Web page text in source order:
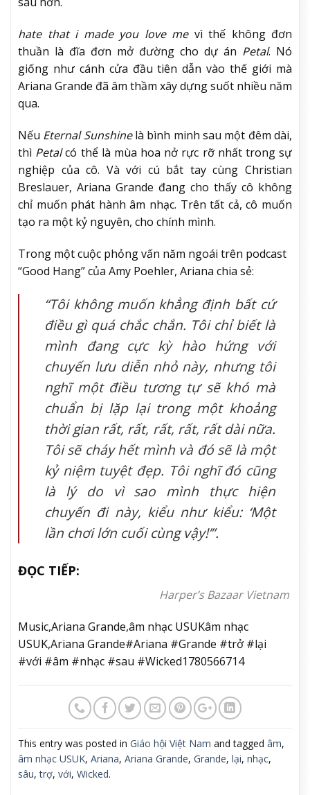
hate that i made you love mevì thế không đơn
thuần là đĩa đơn mở đường cho dự án Petal. Nó
giống như cánh cửa đầu tiên dẫn vào thế giới mà
Ariana Grande đã âm thầm xây dựng suốt nhiều năm
qua.
Nếu Eternal Sunshinelà bình minh sau một đêm dài,
thì Petalcó thể là mùa hoa nở rực rỡ nhất trong sự
nghiệp của cô. Và với cú bắt tay cùng Christian
Breslauer, Ariana Grande đang cho thấy cô không
chỉ muốn phát hành âm nhạc. Trên tất cả, cô muốn
tạo ra một kỷ nguyên, cho chính mình.
Trong một cuộc phỏng vấn năm ngoái trên podcast
“Good Hang” của Amy Poehler, Ariana chia sẻ:
“Tôi không muốn khẳng định bất cứ
điều gì quá chắc chắn. Tôi chỉ biết là
mình đang cực kỳ hào hứng với
chuyến lưu diễn nhỏ này, nhưng tôi
nghĩ một điều tương tự sẽ khó mà
chuẩn bị lặp lại trong một khoảng
thời gian rất, rất, rất, rất, rất dài nữa.
Tôi sẽ cháy hết mình và đó sẽ là một
kỷ niệm tuyệt đẹp. Tôi nghĩ đó cũng
là lý do vì sao mình thực hiện
chuyến đi này, kiểu như kiểu: ‘Một
lần chơi lớn cuối cùng vậy!’”.
ĐỌC TIẾP:
Harper’s Bazaar Vietnam
Music,Ariana Grande,âm nhạc USUKâm nhạc
USUK,Ariana Grande#Ariana #Grande #trở #lại
#với #âm #nhạc #sau #Wicked1780566714
This entry was posted in Giáo hội Việt Nam and tagged âm,
âm nhạc USUK, Ariana, Ariana Grande, Grande, lại, nhạc,
sâu,trợ, với, Wicked.